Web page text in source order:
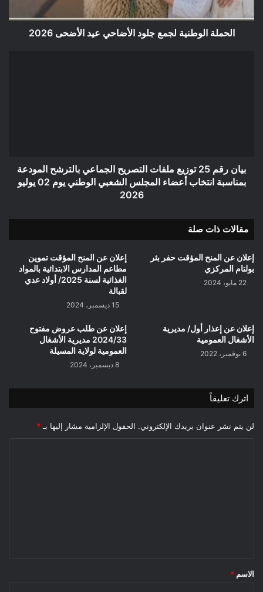
2026
الحملة الوطنية لجمع جلود الأضاحي عيد الأضحى 2026
بمناسبة
انتخاب
الوطني
يوم
02
يوليو
2026
بيان رقم 25 توزيع ملفات التصريح الجماعي بالترشح المودعة
بمناسبة انتخاب أعضاء المجلس الشعبي الوطني يوم 02 يوليو
2026
مقالات ذات صلة
إعلان عن المنح المؤقت حفر بئر
بولتام المركزي
22 مايو، 2024
إعلان عن المنح المؤقت تموين
مطاعم المدارس الابتدائية بالمواد
الغذائية لسنة 2025/ أولاد عدي
لقبالة
15 ديسمبر، 2024
إعلان عن إعذار أول/ مديرية
الأشغال العمومية
6 نوفمبر، 2022
إعلان عن طلب عروض مفتوح
2024/33 مديرية الأشغال
العمومية لولاية المسيلة
8 ديسمبر، 2024
اترك تعليقاً
لن يتم نشر عنوان بريدك الإلكتروني. الحقول الإلزامية مشار إليها بـ *
*
الاسم *